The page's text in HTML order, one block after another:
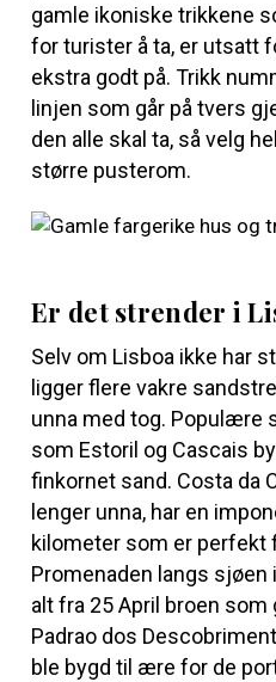
gamle ikoniske trikkene
for turister å ta, er utsatt
ekstra godt på. Trikk
linjen som går på tvers
den alle skal ta, så velg
større pusterom.
Er det strender i
Selv om Lisboa ikke har
ligger flere vakre
unna med tog. Populære
som Estoril og Cascais
finkornet sand. Costa da
lenger unna, har en
kilometer som er perfekt
Promenaden langs sjøen
alt fra 25 April broen som
Padrao dos
ble bygd til ære for de